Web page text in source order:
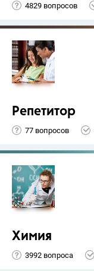
4829 вопросов
Репетитор
77 вопросов
Химия
3992 вопроса